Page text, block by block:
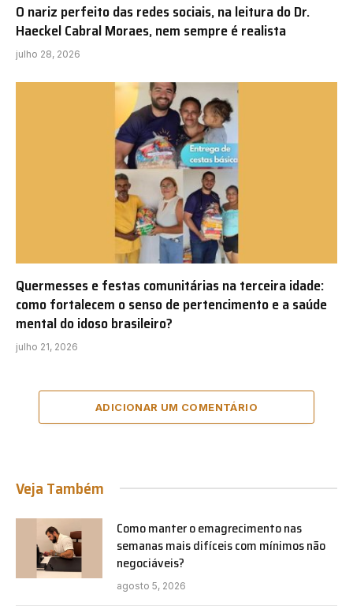
O nariz perfeito das redes sociais, na leitura do Dr.
Haeckel Cabral Moraes, nem sempre é realista
julho 28, 2026
Quermesses e festas comunitárias na terceira idade:
como fortalecem o senso de pertencimento e a saúde
mental do idoso brasileiro?
julho 21, 2026
ADICIONAR UM COMENTÁRIO
Veja Também
Como manter o emagrecimento nas
semanas mais difíceis com mínimos não
negociáveis?
agosto 5, 2026